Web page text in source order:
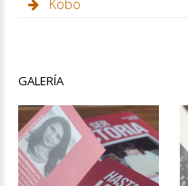
Kobo
GALERÍA